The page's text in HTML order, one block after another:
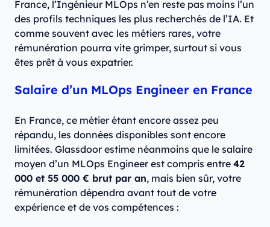
France, l’Ingénieur MLOps n’en reste pas moins l’un
des profils techniques les plus recherchés de l’IA. Et
comme souvent avec les métiers rares, votre
rémunération pourra vite grimper, surtout si vous
êtes prêt à vous expatrier.
Salaire d’un MLOps Engineer en France
En France, ce métier étant encore assez peu
répandu, les données disponibles sont encore
limitées. Glassdoor estime néanmoins que le salaire
moyen d’un MLOps Engineer est compris entre 42
000 et 55 000 € brut par an, mais bien sûr, votre
rémunération dépendra avant tout de votre
expérience et de vos compétences :